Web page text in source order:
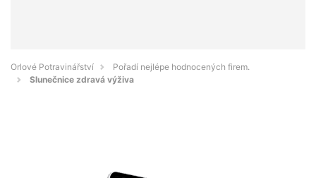
Orlové Potravinářství
Pořadí nejlépe hodnocených firem.
Slunečnice zdravá výživa